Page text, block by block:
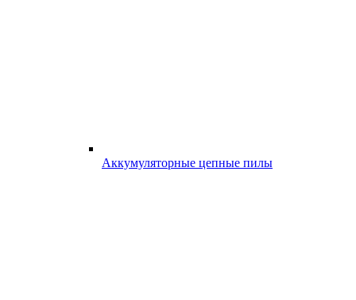
Аккумуляторные цепные пилы